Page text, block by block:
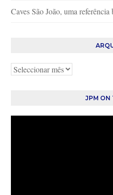
Caves São João, uma referência
Arquivo
JPM ON